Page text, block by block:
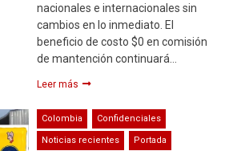
nacionales e internacionales sin
cambios en lo inmediato. El
beneficio de costo $0 en comisión
de mantención continuará…
Leer más
Colombia Confidenciales
Noticias recientes Portada